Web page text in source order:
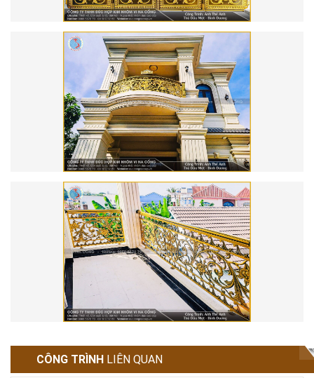
CÔNG TRÌNH LIÊN QUAN